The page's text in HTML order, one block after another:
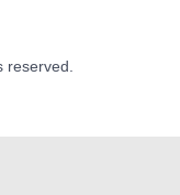
reserved.